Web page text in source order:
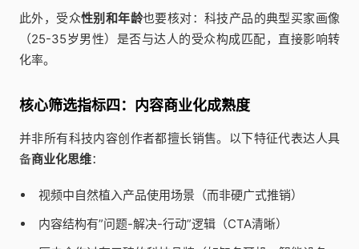
此外，受众性别和年龄也要核对：科技产品的典型买家画像
（25-35岁男性）是否与达人的受众构成匹配，直接影响转
化率。
核心筛选指标四：内容商业化成熟度
并非所有科技内容创作者都擅长销售。以下特征代表达人具
备商业化思维：
视频中自然植入产品使用场景（而非硬广式推销）
内容结构有”问题-解决-行动”逻辑（CTA清晰）